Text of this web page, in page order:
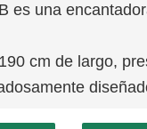
es una
cm de largo,